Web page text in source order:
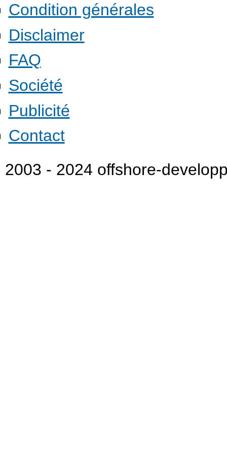
Condition générales
Disclaimer
FAQ
Société
Publicité
Contact
2003 - 2024 offshore-